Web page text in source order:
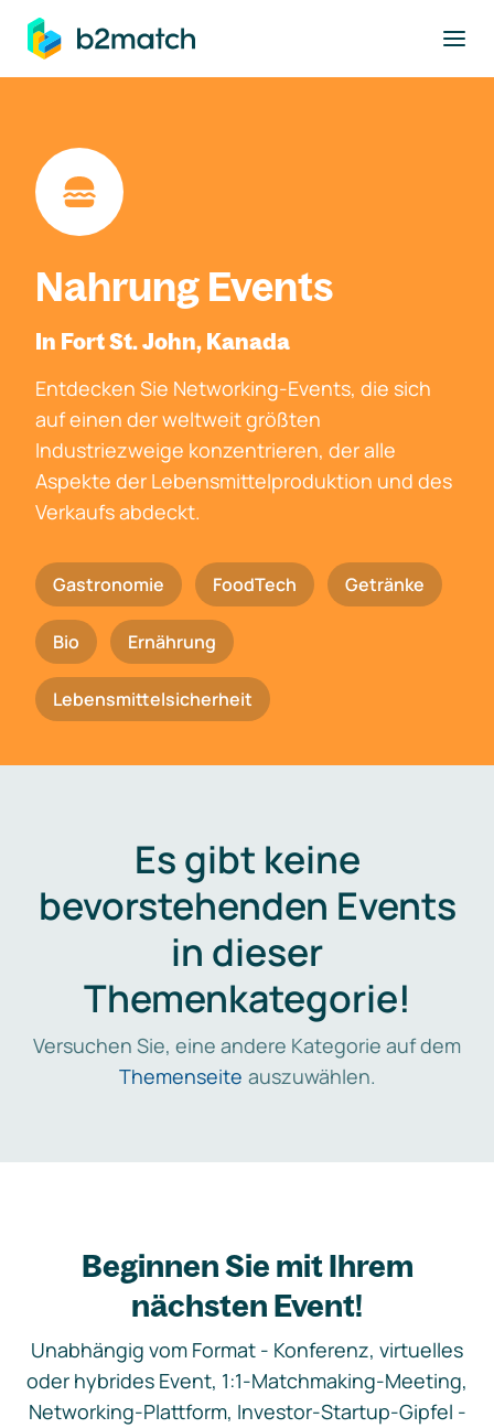
springen
Nahrung Events
In Fort St. John, Kanada
Entdecken Sie Networking-Events, die sich
auf einen der weltweit größten
Industriezweige konzentrieren, der alle
Aspekte der Lebensmittelproduktion und des
Verkaufs abdeckt.
Gastronomie FoodTech Getränke
Bio Ernährung
Lebensmittelsicherheit
Es gibt keine
bevorstehenden Events
in dieser
Themenkategorie!
Versuchen Sie, eine andere Kategorie auf dem
Themenseite auszuwählen.
Beginnen Sie mit Ihrem
nächsten Event!
Unabhängig vom Format - Konferenz, virtuelles
oder hybrides Event, 1:1-Matchmaking-Meeting,
Networking-Plattform, Investor-Startup-Gipfel -